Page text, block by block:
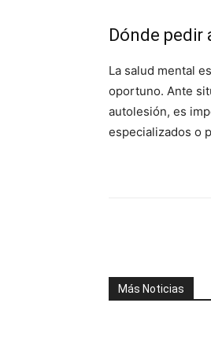
Dónde pedir
La salud mental
oportuno. Ante
autolesión, es
especializados o
Más Noticias